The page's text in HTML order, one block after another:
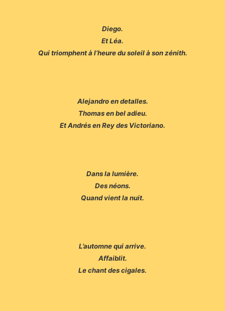
Diego.
Et Léa.
Qui triomphent à l’heure du soleil à son zénith.
Alejandro en detalles.
Thomas en bel adieu.
Et Andrés en Rey des Victoriano.
Dans la lumière.
Des néons.
Quand vient la nuit.
L’automne qui arrive.
Affaiblit.
Le chant des cigales.